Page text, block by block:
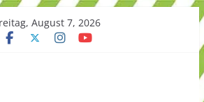
August 7, 2026